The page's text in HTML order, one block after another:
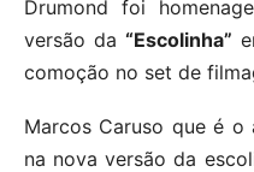
Drumond foi
versão da “Escolinha”
comoção no set de
Marcos Caruso que é o
na nova versão da